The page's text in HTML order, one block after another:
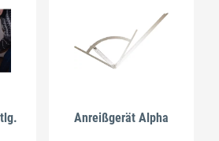
Anreißgerät Alpha